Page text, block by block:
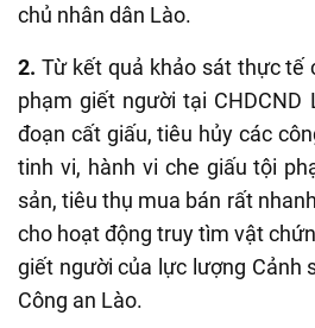
chủ nhân dân Lào.
2. Từ kết quả khảo sát thực tế
phạm giết người tại CHDCND
đoạn cất giấu, tiêu hủy các
tinh vi, hành vi che giấu tội
sản, tiêu thụ mua bán rất
cho hoạt động truy tìm vật
giết người của lực lượng Cảnh
Công an Lào.